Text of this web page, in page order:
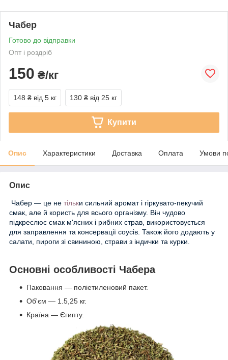
Чабер
Готово до відправки
Опт і роздріб
150 ₴/кг
148 ₴ від 5 кг 130 ₴ від 25 кг
Купити
Опис Характеристики Доставка Оплата Умови
Опис
Чабер — це не тільки сильний аромат і гіркувато-пекучий
смак, але й користь для всього організму. Він чудово
підкреслює смак м'ясних і рибних страв, використовується
для заправлення та консервації соусів. Також його додають у
салати, пироги зі свининою, страви з індички та курки.
Основні особливості Чабера
Паковання — поліетиленовий пакет.
Об'єм — 1.5,25 кг.
Країна — Єгипту.